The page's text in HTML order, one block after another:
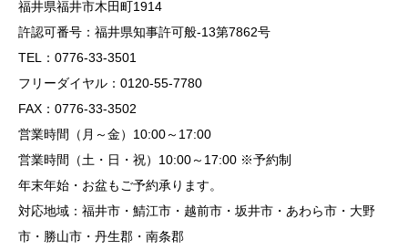
福井県福井市木田町1914
許認可番号：福井県知事許可般-13第7862号
TEL：0776-33-3501
フリーダイヤル：0120-55-7780
FAX：0776-33-3502
営業時間（月～金）10:00～17:00
営業時間（土・日・祝）10:00～17:00 ※予約制
年末年始・お盆もご予約承ります。
対応地域：福井市・鯖江市・越前市・坂井市・あわら市・大野
市・勝山市・丹生郡・南条郡